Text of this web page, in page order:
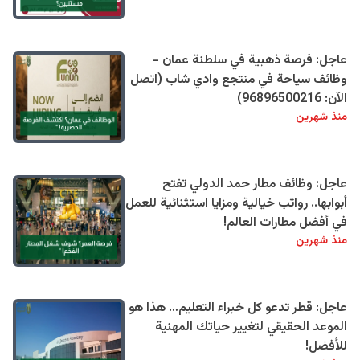
عاجل: فرصة ذهبية في سلطنة عمان -
وظائف سياحة في منتجع وادي شاب (اتصل
الآن: 96896500216)
منذ شهرين
عاجل: وظائف مطار حمد الدولي تفتح
أبوابها.. رواتب خيالية ومزايا استثنائية للعمل
في أفضل مطارات العالم!
منذ شهرين
عاجل: قطر تدعو كل خبراء التعليم… هذا هو
الموعد الحقيقي لتغيير حياتك المهنية
للأفضل!